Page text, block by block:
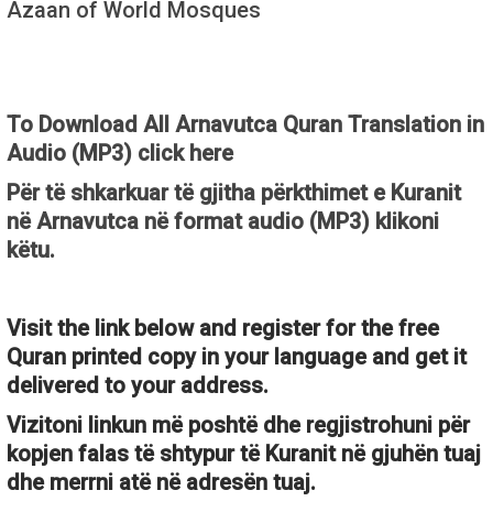
Azaan of World Mosques
To Download All Arnavutca Quran Translation in
Audio (MP3) click here
Për të shkarkuar të gjitha përkthimet e Kuranit
në Arnavutca në format audio (MP3) klikoni
këtu.
Visit the link below and register for the free
Quran printed copy in your language and get it
delivered to your address.
Vizitoni linkun më poshtë dhe regjistrohuni për
kopjen falas të shtypur të Kuranit në gjuhën tuaj
dhe merrni atë në adresën tuaj.